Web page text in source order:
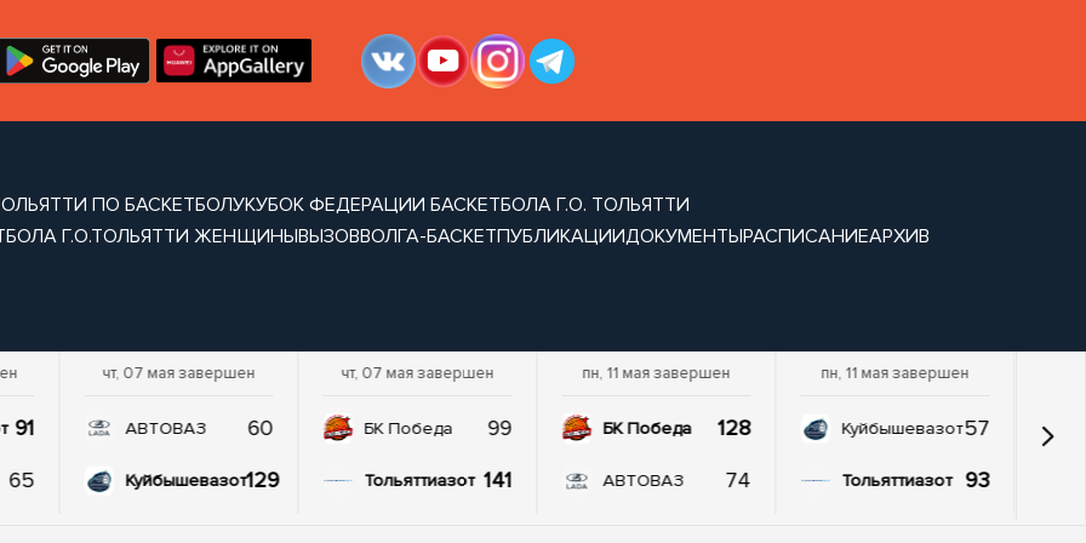
ПО БАСКЕТБОЛУКУБОК ФЕДЕРАЦИИ БАСКЕТБОЛА Г.О. ТОЛЬЯТТИ
Г.О.ТОЛЬЯТТИ ЖЕНЩИНЫВЫЗОВВОЛГА-БАСКЕТПУБЛИКАЦИИДОКУМЕНТЫРАСПИСАНИЕАРХИВ
91
65
чт, 07 мая завершен
АВТОВАЗ 60
Куйбышевазот129
чт, 07 мая завершен
БК Победа 99
Тольяттиазот 141
пн, 11 мая завершен
БК Победа 128
АВТОВАЗ 74
пн, 11 мая завершен
Куйбышевазот57
Тольяттиазот 93